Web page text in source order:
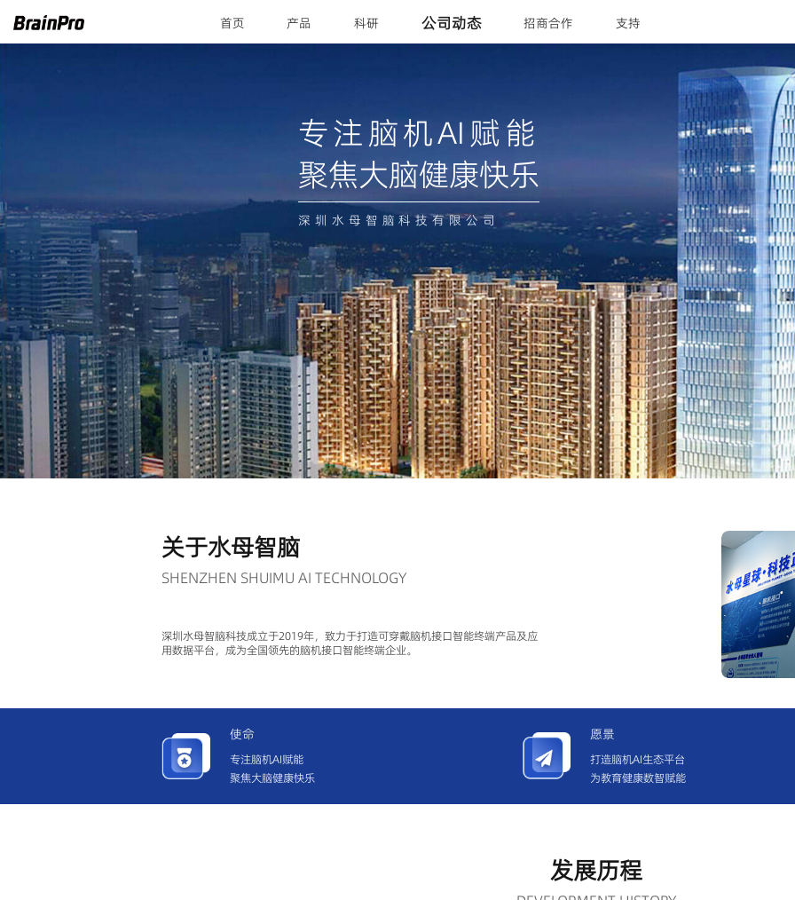
首页 产品 科研 公司动态 招商合作 支持
专注脑机AI赋能
聚焦大脑健康快乐
深圳水母智脑科技有限公司
关于水母智脑
SHENZHEN SHUIMU AI TECHNOLOGY
深圳水母智脑科技成立于2019年，致力于打造可穿戴脑机接口智能终端产品及应
用数据平台，成为全国领先的脑机接口智能终端企业。
使命
专注脑机AI赋能
聚焦大脑健康快乐
愿景
打造脑机AI生态平台
为教育健康数智赋能
发展历程